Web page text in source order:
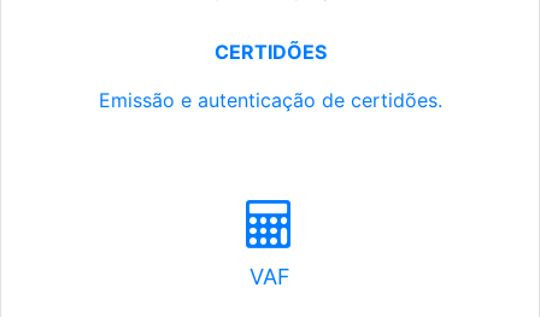
CERTIDÕES
Emissão e autenticação de certidões.
VAF